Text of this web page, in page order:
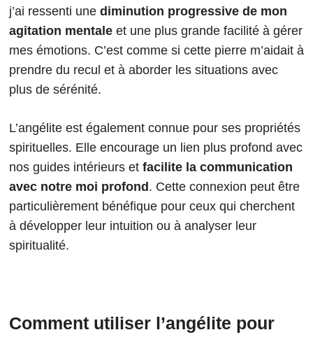
j’ai ressenti une diminution progressive de mon
agitation mentale et une plus grande facilité à gérer
mes émotions. C’est comme si cette pierre m’aidait à
prendre du recul et à aborder les situations avec
plus de sérénité.
L’angélite est également connue pour ses propriétés
spirituelles. Elle encourage un lien plus profond avec
nos guides intérieurs et facilite la communication
avec notre moi profond . Cette connexion peut être
particulièrement bénéfique pour ceux qui cherchent
à développer leur intuition ou à analyser leur
spiritualité.
Comment utiliser l’angélite pour